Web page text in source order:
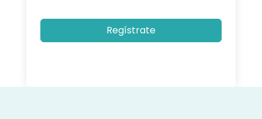
Regístrate